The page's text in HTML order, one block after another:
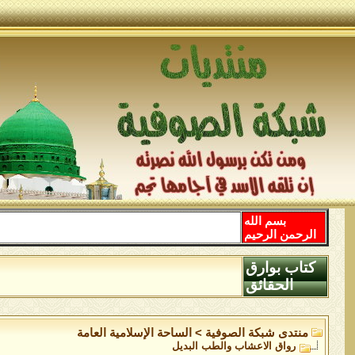
بسم الله
الرحمن الرحيم
كتاب بوارق
الحقائق
منتدى شبكة الصوفية > الساحة اﻹسلامية العامة
رواق الاعشاب والطب البديل